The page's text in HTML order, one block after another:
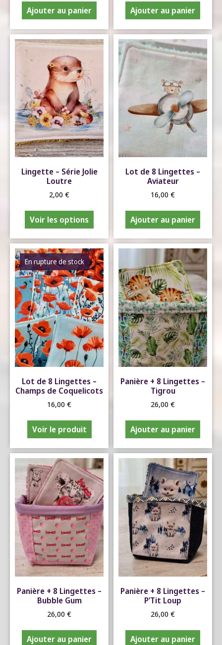
Ajouter au panier Ajouter au panier
Lingette – Série Jolie
Loutre
2,00 €
Voir les options
Lot de 8 Lingettes –
Aviateur
16,00 €
Ajouter au panier
En rupture de stock
Lot de 8 Lingettes –
Champs de Coquelicots
16,00 €
Voir le produit
Panière + 8 Lingettes –
Tigrou
26,00 €
Ajouter au panier
Panière + 8 Lingettes –
Bubble Gum
26,00 €
Ajouter au panier
Panière + 8 Lingettes –
P’Tit Loup
26,00 €
Ajouter au panier